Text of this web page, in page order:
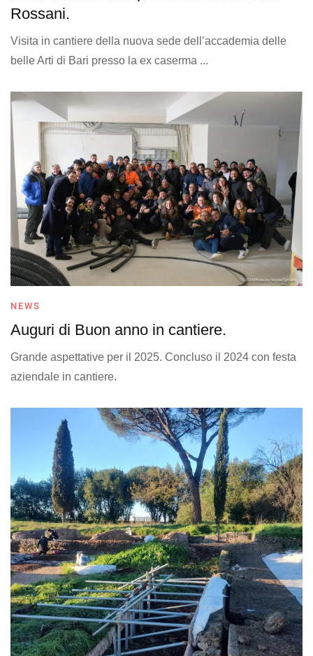
Rossani.
Visita in cantiere della nuova sede dell’accademia delle
belle Arti di Bari presso la ex caserma ...
NEWS
Auguri di Buon anno in cantiere.
Grande aspettative per il 2025. Concluso il 2024 con festa
aziendale in cantiere.